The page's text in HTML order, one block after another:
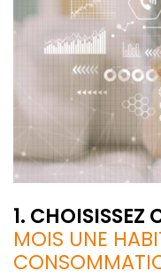
1. CHOISISSEZ
MOIS UNE